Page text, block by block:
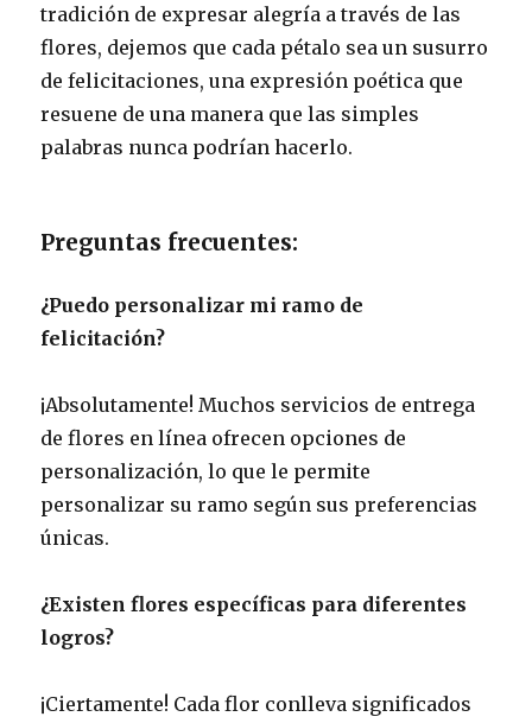
tradición de expresar alegría a través de las
flores, dejemos que cada pétalo sea un susurro
de felicitaciones, una expresión poética que
resuene de una manera que las simples
palabras nunca podrían hacerlo.
Preguntas frecuentes:
¿Puedo personalizar mi ramo de
felicitación?
¡Absolutamente! Muchos servicios de entrega
de flores en línea ofrecen opciones de
personalización, lo que le permite
personalizar su ramo según sus preferencias
únicas.
¿Existen flores específicas para diferentes
logros?
¡Ciertamente! Cada flor conlleva significados